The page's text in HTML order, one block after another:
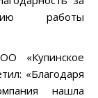
работы
«Купинское
«Благодаря
нашла